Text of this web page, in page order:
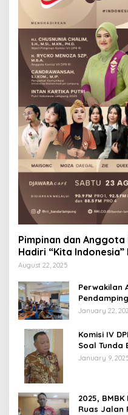
Pimpinan dan Anggota
Hadiri “Kita Indonesia”
August 22, 2025
Perwakilan
Hukum
January 22,
Komisi IV
Soal Tunda
January 9,
2025,
Ruas Jalan